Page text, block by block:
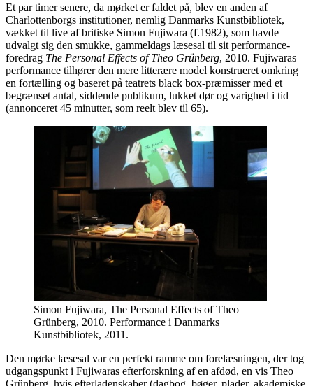
Et par timer senere, da mørket er faldet på, blev en anden af
Charlottenborgs institutioner, nemlig Danmarks Kunstbibliotek,
vækket til live af britiske Simon Fujiwara (f.1982), som havde
udvalgt sig den smukke, gammeldags læsesal til sit performance-
foredrag The Personal Effects of Theo Grünberg, 2010. Fujiwaras
performance tilhører den mere litterære model konstrueret omkring
en fortælling og baseret på teatrets black box-præmisser med et
begrænset antal, siddende publikum, lukket dør og varighed i tid
(annonceret 45 minutter, som reelt blev til 65).
Simon Fujiwara, The Personal Effects of Theo
Grünberg, 2010. Performance i Danmarks
Kunstbibliotek, 2011.
Den mørke læsesal var en perfekt ramme om forelæsningen, der tog
udgangspunkt i Fujiwaras efterforskning af en afdød, en vis Theo
Grünberg, hvis efterladenskaber (dagbog, bøger, plader, akademiske